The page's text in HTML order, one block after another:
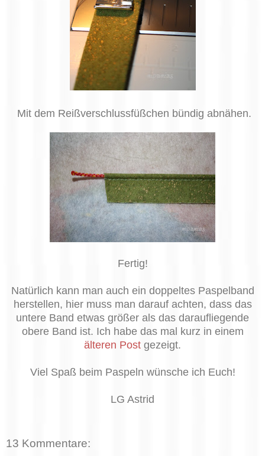
Mit dem Reißverschlussfüßchen bündig abnähen.
Fertig!
Natürlich kann man auch ein doppeltes Paspelband
herstellen, hier muss man darauf achten, dass das
untere Band etwas größer als das daraufliegende
obere Band ist. Ich habe das mal kurz in einem
älteren Post gezeigt.
Viel Spaß beim Paspeln wünsche ich Euch!
LG Astrid
13 Kommentare: